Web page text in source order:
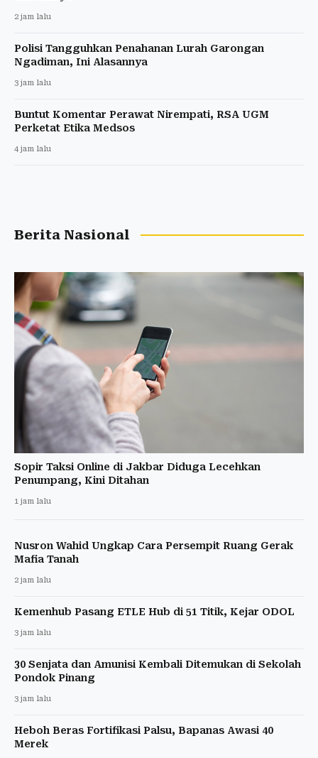
2 jam lalu
Polisi Tangguhkan Penahanan Lurah Garongan
Ngadiman, Ini Alasannya
3 jam lalu
Buntut Komentar Perawat Nirempati, RSA UGM
Perketat Etika Medsos
4 jam lalu
Berita Nasional
Sopir Taksi Online di Jakbar Diduga Lecehkan
Penumpang, Kini Ditahan
1 jam lalu
Nusron Wahid Ungkap Cara Persempit Ruang Gerak
Mafia Tanah
2 jam lalu
Kemenhub Pasang ETLE Hub di 51 Titik, Kejar ODOL
3 jam lalu
30 Senjata dan Amunisi Kembali Ditemukan di Sekolah
Pondok Pinang
3 jam lalu
Heboh Beras Fortifikasi Palsu, Bapanas Awasi 40
Merek